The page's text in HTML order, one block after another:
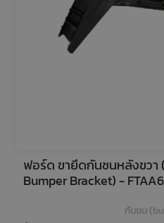
ฟอร์ด ขายึดกันชนหลังขวา
Bumper Bracket) -
กันชน